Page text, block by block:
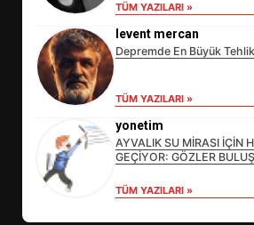
TÜM YAZILARI »
levent mercan
Depremde En Büyük
TÜM YAZILARI »
yonetim
AYVALIK SU MİRASI İÇİN
GEÇİYOR: GÖZLER
TÜM YAZILARI »
DEĞİŞECEK?